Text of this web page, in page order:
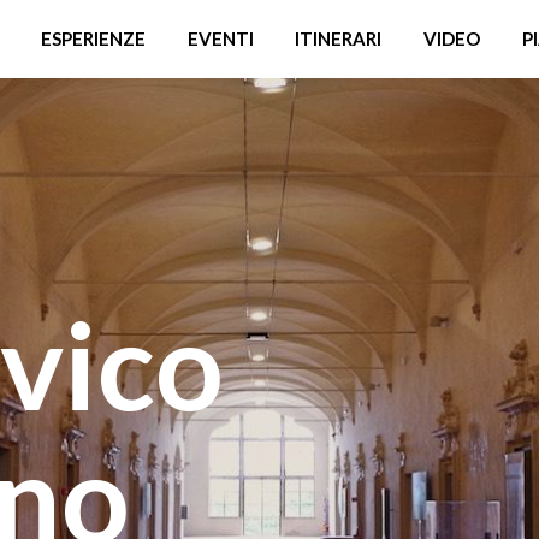
ESPERIENZE EVENTI ITINERARI VIDEO